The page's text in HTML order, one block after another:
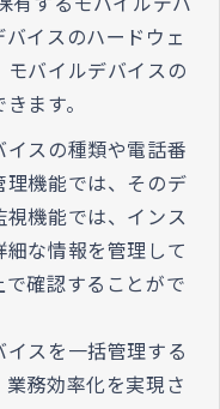
イスのハードウェ
バイルデバイスの
ます。
スの種類や電話番
機能では、そのデ
機能では、インス
な情報を管理して
確認することがで
スを一括管理する
務効率化を実現さ